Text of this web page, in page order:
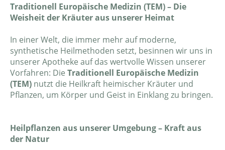
Traditionell Europäische Medizin (TEM) – Die
Weisheit der Kräuter aus unserer Heimat
In einer Welt, die immer mehr auf moderne,
synthetische Heilmethoden setzt, besinnen wir uns in
unserer Apotheke auf das wertvolle Wissen unserer
Vorfahren: Die Traditionell Europäische Medizin
(TEM) nutzt die Heilkraft heimischer Kräuter und
Pflanzen, um Körper und Geist in Einklang zu bringen.
Heilpflanzen aus unserer Umgebung – Kraft aus
der Natur